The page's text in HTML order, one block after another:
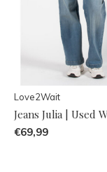
Love2Wait
Jeans Julia | Used
€69,99